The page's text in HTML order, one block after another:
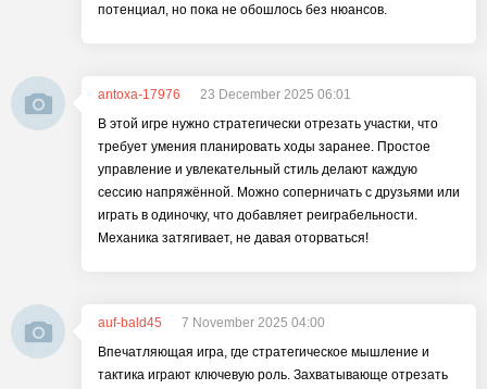
потенциал, но пока не обошлось без нюансов.
antoxa-17976
23 December 2025 06:01
В этой игре нужно стратегически отрезать участки, что
требует умения планировать ходы заранее. Простое
управление и увлекательный стиль делают каждую
сессию напряжённой. Можно соперничать с друзьями или
играть в одиночку, что добавляет реиграбельности.
Механика затягивает, не давая оторваться!
auf-bald45
7 November 2025 04:00
Впечатляющая игра, где стратегическое мышление и
тактика играют ключевую роль. Захватывающе отрезать